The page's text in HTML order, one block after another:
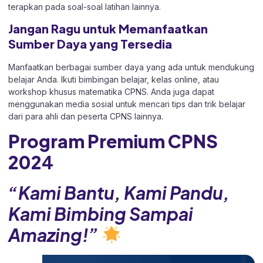
terapkan pada soal-soal latihan lainnya.
Jangan Ragu untuk Memanfaatkan
Sumber Daya yang Tersedia
Manfaatkan berbagai sumber daya yang ada untuk mendukung
belajar Anda. Ikuti bimbingan belajar, kelas online, atau
workshop khusus matematika CPNS. Anda juga dapat
menggunakan media sosial untuk mencari tips dan trik belajar
dari para ahli dan peserta CPNS lainnya.
Program Premium CPNS
2024
“Kami Bantu, Kami Pandu,
Kami Bimbing Sampai
Amazing!”